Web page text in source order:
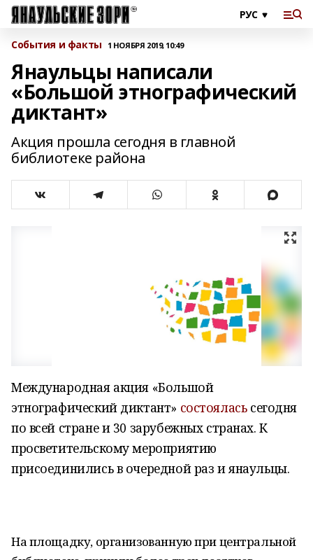
События и факты 1 НОЯБРЯ 2019, 10:49
Янаульцы написали
«Большой этнографический
диктант»
Акция прошла сегодня в главной
библиотеке района
Международная акция «Большой
этнографический диктант» состоялась сегодня
по всей стране и 30 зарубежных странах. К
просветительскому мероприятию
присоединились в очередной раз и янаульцы.
На площадку, организованную при центральной